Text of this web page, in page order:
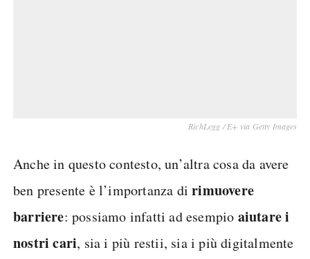
RichLegg / E+ via Getty Images
Anche in questo contesto, un’altra cosa da avere
ben presente è l’importanza dirimuovere
barriere: possiamo infatti ad esempio aiutare i
nostri cari, sia i più restii, sia i più digitalmente